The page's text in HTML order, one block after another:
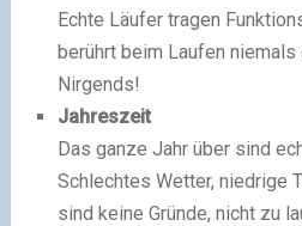
Echte Läufer tragen
berührt beim Laufen niemals
Nirgends!
Jahreszeit
Das ganze Jahr über sind
Schlechtes Wetter, niedrige
sind keine Gründe, nicht zu